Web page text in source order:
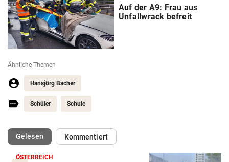
Auf der A9: Frau aus
Unfallwrack befreit
Ähnliche Themen
Hansjörg Bacher
Schüler Schule
Gelesen(ausgewählt)Kommentiert
ÖSTERREICH